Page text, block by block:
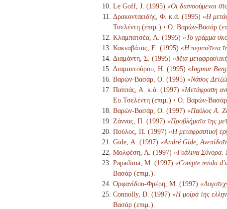
Le Goff, J. (1995) «Οι διανοούμενοι
Δρακονταειδής, Φ. κ.ά. (1995) «Η
Τσελέντη (επιμ.) • Ο. Βαρών-Βασάρ
Κλαμπατσέα, Α. (1995) «Το γράμμα
Κακναβάτος, Ε. (1995) «Η περιπέτεια
Διαμάντη, Σ. (1995) «Μια
Διαμαντούρου, Η. (1995) «Ingmar
Βαρών-Βασάρ, Ο. (1995) «Νάσος
Παππάς, Α. κ.ά. (1997) «Μετάφραση
Ευ.Τσελέντη (επιμ.) • Ο. Βαρών-Βασάρ
Βαρών-Βασάρ, Ο. (1997) «Παύλος Α.
Ζάννας, Π. (1997) «Προβλήματα της
Πούλος, Π. (1997) «Η μεταφραστική
Gide, Α. (1997) «André Gide,
Μολφέση, Λ. (1997) «Γυάλινα Σύνορα.
Papadima, M. (1997) «Compte rendu
Βασάρ (επιμ.).
Ορφανίδου-Φρέρη, Μ. (1997)
Connolly, D. (1997) «Η μοίρα της
Βασάρ (επιμ.).